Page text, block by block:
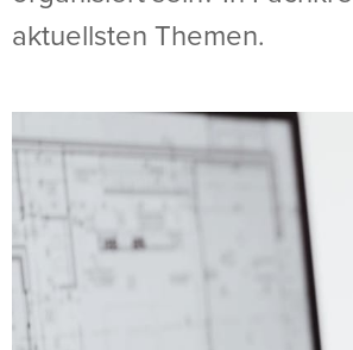
aktuellsten Themen.